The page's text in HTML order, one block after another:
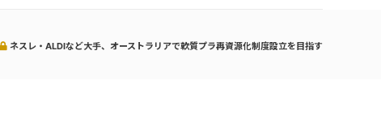
ネスレ・ALDIなど大手、オーストラリアで軟質プラ再資源化制度設立を目指す